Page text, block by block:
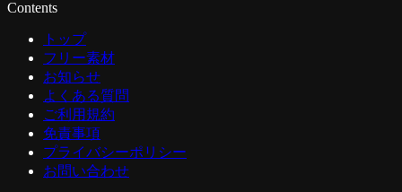
Contents
トップ
フリー素材
お知らせ
よくある質問
ご利用規約
免責事項
プライバシーポリシー
お問い合わせ